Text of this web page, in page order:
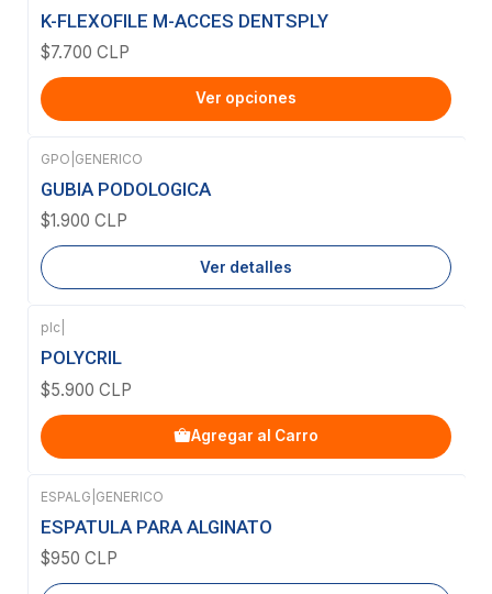
K-FLEXOFILE M-ACCES DENTSPLY
$7.700 CLP
Ver opciones
Agotado
GPO GENERICO
GUBIA PODOLOGICA
$1.900 CLP
Ver detalles
plc
POLYCRIL
$5.900 CLP
Agregar al Carro
Agotado
ESPALG GENERICO
ESPATULA PARA ALGINATO
$950 CLP